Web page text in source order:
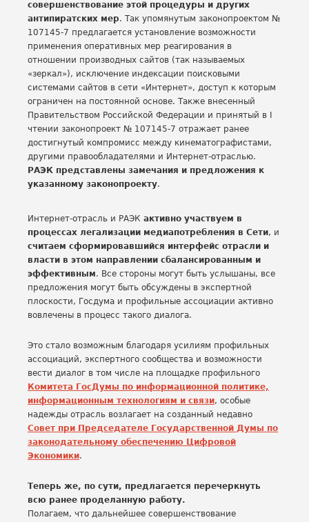
совершенствование этой процедуры и других
антипиратских мер. Так упомянутым законопроектом №
107145-7 предлагается установление возможности
применения оперативных мер реагирования в
отношении производных сайтов (так называемых
«зеркал»), исключение индексации поисковыми
системами сайтов в сети «Интернет», доступ к которым
ограничен на постоянной основе. Также внесенный
Правительством Российской Федерации и принятый в I
чтении законопроект № 107145-7 отражает ранее
достигнутый компромисс между кинематографистами,
другими правообладателями и Интернет-отраслью.
РАЭК представлены замечания и предложения к
указанному законопроекту.
Интернет-отрасль и РАЭК активно участвуем в
процессах легализации медиапотребления в Сети, и
считаем сформировавшийся интерфейс отрасли и
власти в этом направлении сбалансированным и
эффективным. Все стороны могут быть услышаны, все
предложения могут быть обсуждены в экспертной
плоскости, Госдума и профильные ассоциации активно
вовлечены в процесс такого диалога.
Это стало возможным благодаря усилиям профильных
ассоциаций, экспертного сообщества и возможности
вести диалог в том числе на площадке профильного
Комитета ГосДумы по информационной политике,
информационным технологиям и связи, особые
надежды отрасль возлагает на созданный недавно
Совет при Председателе Государственной Думы по
законодательному обеспечению Цифровой
Экономики.
Теперь же, по сути, предлагается перечеркнуть
всю ранее проделанную работу.
Полагаем, что дальнейшее совершенствование